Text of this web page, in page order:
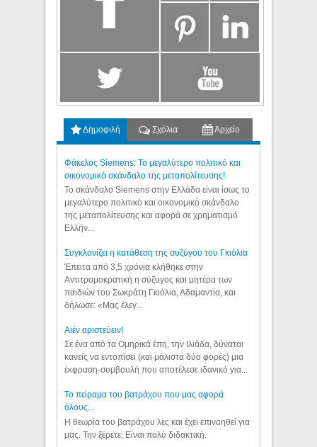
Δημοφιλή Σχόλια Αρχείο
Φάκελος Siemens: Το μεγαλύτερο πολιτικό και
οικονομικό σκάνδαλο της μεταπολίτευσης!
Το σκάνδαλο Siemens στην Ελλάδα είναι ίσως το
μεγαλύτερο πολιτικό και οικονομικό σκάνδαλο
της μεταπολίτευσης και αφορά σε χρηματισμό
Ελλήν...
Συγκλονίζει η κατάθεση της συζύγου του Γκιόλια
Έπειτα από 3,5 χρόνια κλήθηκε στην
Αντιτρομοκρατική η σύζυγος και μητέρα των
παιδιών του Σωκράτη Γκιόλια, Αδαμαντία, και
δήλωσε: «Μας έλεγ...
Aιέν αριστεύειν!
Σε ένα από τα Ομηρικά έπη, την Ιλιάδα, δύναται
κανείς να εντοπίσει (και μάλιστα δύο φορές) μια
έκφραση-συμβουλή που αποτέλεσε ιδανικό για...
Το πείραμα του βατράχου που μας αφορά
όλους...
Η θεωρία του βατράχου λες και έχει επινοηθεί για
μας. Την ξέρετε; Είναι πολύ διδακτική.